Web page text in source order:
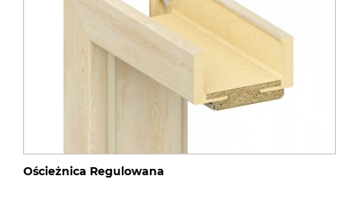
Ościeżnica Regulowana